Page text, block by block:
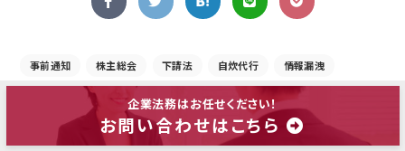
事前通知 株主総会 下請法 自炊代行
情報漏洩
損害賠償条項
フリーランス法
懲戒処分
アンチ・サンド BPO 事後通知
契約書審査
企業法務はお任せください！
お問い合わせはこちら